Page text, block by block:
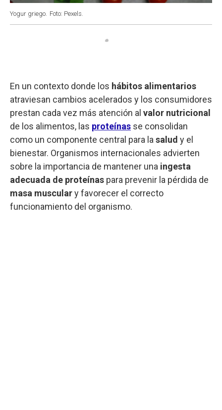
Yogur griego. Foto: Pexels.
En un contexto donde los hábitos alimentarios
atraviesan cambios acelerados y los consumidores
prestan cada vez más atención al valor nutricional
de los alimentos, las proteínas se consolidan
como un componente central para la salud y el
bienestar. Organismos internacionales advierten
sobre la importancia de mantener una ingesta
adecuada de proteínas para prevenir la pérdida de
masa musculary favorecer el correcto
funcionamiento del organismo.